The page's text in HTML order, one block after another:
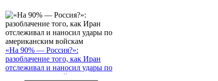
«На 90% — Россия?»:
разоблачение того, как Иран
отслеживал и наносил удары по
американским войскам